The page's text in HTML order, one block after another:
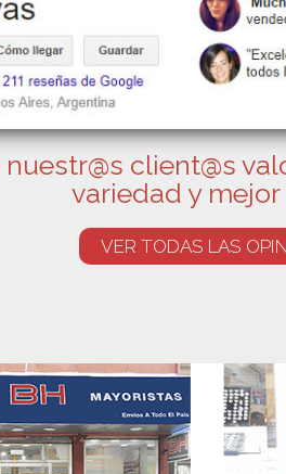
client@s
variedad y
VER TODAS LAS